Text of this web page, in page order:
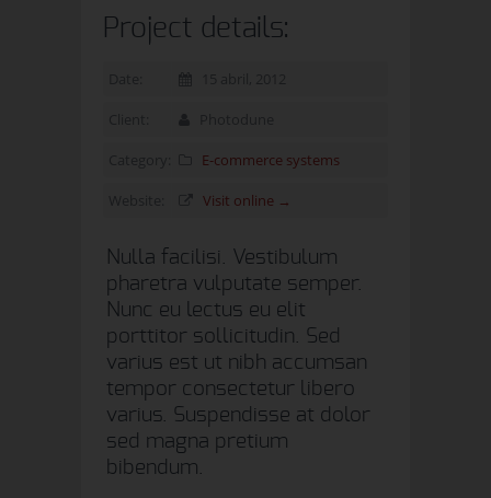
Project details:
E-commerce systems
Visit online →
Nulla facilisi. Vestibulum
pharetra vulputate semper.
Nunc eu lectus eu elit
porttitor sollicitudin. Sed
varius est ut nibh accumsan
tempor consectetur libero
varius. Suspendisse at dolor
sed magna pretium
bibendum.